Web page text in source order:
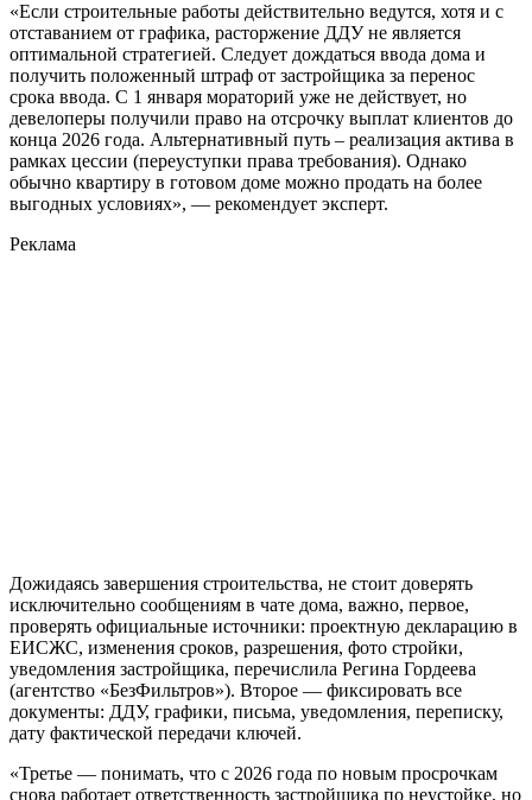
«Если строительные работы действительно ведутся, хотя и с
отставанием от графика, расторжение ДДУ не является
оптимальной стратегией. Следует дождаться ввода дома и
получить положенный штраф от застройщика за перенос
срока ввода. С 1 января мораторий уже не действует, но
девелоперы получили право на отсрочку выплат клиентов до
конца 2026 года. Альтернативный путь – реализация актива в
рамках цессии (переуступки права требования). Однако
обычно квартиру в готовом доме можно продать на более
выгодных условиях», — рекомендует эксперт.
Реклама
Дожидаясь завершения строительства, не стоит доверять
исключительно сообщениям в чате дома, важно, первое,
проверять официальные источники: проектную декларацию в
ЕИСЖС, изменения сроков, разрешения, фото стройки,
уведомления застройщика, перечислила Регина Гордеева
(агентство «БезФильтров»). Второе — фиксировать все
документы: ДДУ, графики, письма, уведомления, переписку,
дату фактической передачи ключей.
«Третье — понимать, что с 2026 года по новым просрочкам
снова работает ответственность застройщика по неустойке, но